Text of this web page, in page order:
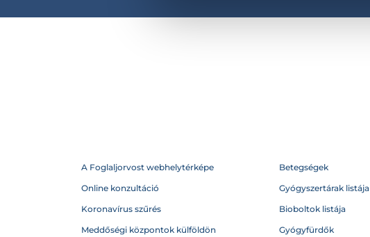
A Foglaljorvost webhelytérképe
Online konzultáció
Koronavírus szűrés
Meddőségi központok külföldön
Betegségek
Gyógyszertárak listája
Bioboltok listája
Gyógyfürdők